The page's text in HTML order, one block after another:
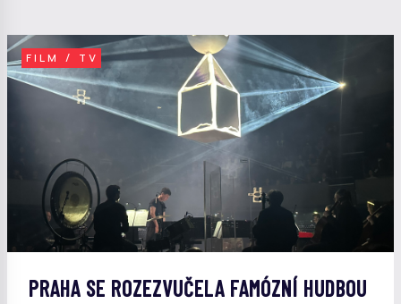
FILM / TV
PRAHA SE ROZEZVUČELA FAMÓZNÍ HUDBOU